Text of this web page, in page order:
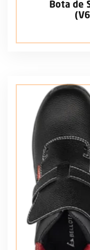
Bota de